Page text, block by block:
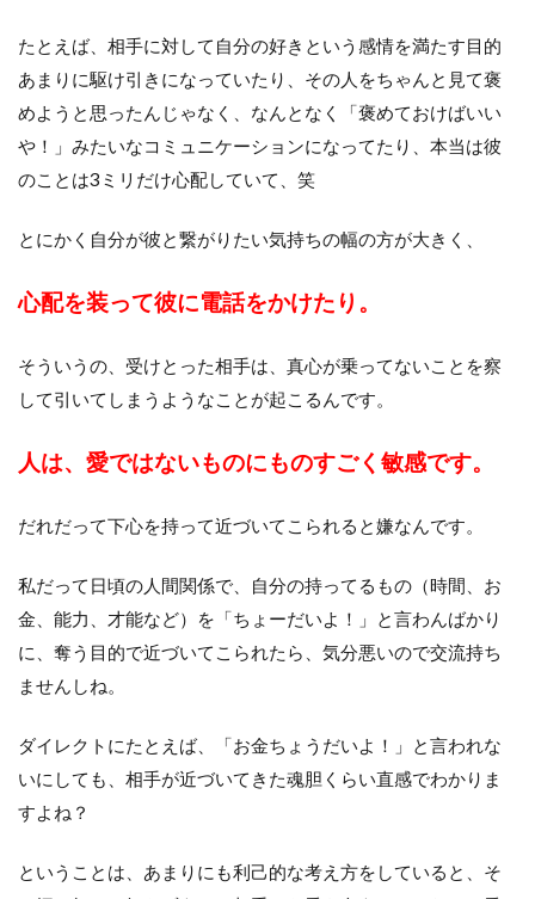
たとえば、相手に対して自分の好きという感情を満たす目的
あまりに駆け引きになっていたり、その人をちゃんと見て褒
めようと思ったんじゃなく、なんとなく「褒めておけばいい
や！」みたいなコミュニケーションになってたり、本当は彼
のことは3ミリだけ心配していて、笑
とにかく自分が彼と繋がりたい気持ちの幅の方が大きく、
心配を装って彼に電話をかけたり。
そういうの、受けとった相手は、真心が乗ってないことを察
して引いてしまうようなことが起こるんです。
人は、愛ではないものにものすごく敏感です。
だれだって下心を持って近づいてこられると嫌なんです。
私だって日頃の人間関係で、自分の持ってるもの（時間、お
金、能力、才能など）を「ちょーだいよ！」と言わんばかり
に、奪う目的で近づいてこられたら、気分悪いので交流持ち
ませんしね。
ダイレクトにたとえば、「お金ちょうだいよ！」と言われな
いにしても、相手が近づいてきた魂胆くらい直感でわかりま
すよね？
ということは、あまりにも利己的な考え方をしていると、そ